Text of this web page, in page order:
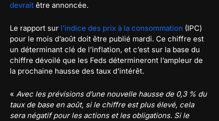
devrait être annoncée.
Le rapport sur l’indice des prix à la consommation (IPC)
pour le mois d’août doit être publié mardi. Ce chiffre est
un déterminant clé de l’inflation, et c’est sur la base du
chiffre dévoilé que les Feds détermineront l’ampleur de
la prochaine hausse des taux d’intérêt.
« Avec les prévisions d’une nouvelle hausse de 0,3 % du
taux de base en août, si le chiffre est plus élevé, cela
sera négatif pour les actions et les obligations. Si le